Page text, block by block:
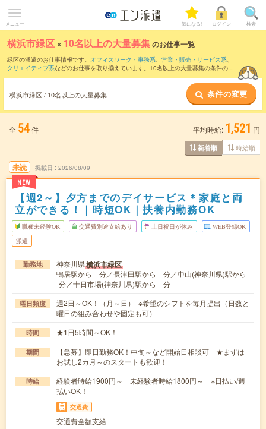
メニュー 気になる! ログイン 検索
横浜市緑区 × 10名以上の大量募集のお仕事一覧
緑区の派遣のお仕事情報です。 オフィスワーク・事務系、 営業・販売・サービス系、
クリエイティブ系などのお仕事を取り揃えています。10名以上の大量募集の条件の他
横浜市緑区 / 10名以上の大量募集 条件の変更
全 54件 平均時給: 1,521 円
新着順 時給順
未読
NEW
掲載日 2026/08/09
【週2～】夕方までのデイサービス＊家庭と両
立ができる！｜時短OK｜扶養内勤務OK
職種未経験OK 交通費別途支給あり 土日祝日が休み WEB登録OK
派遣
勤務地 神奈川県横浜市緑区
鴨居駅から---分／長津田駅から---分／中山(神奈川県)駅から--
-分／十日市場(神奈川県)駅から---分
曜日頻度
週2日～OK！（月～日） ※希望のシフトを毎月提出（日数と
曜日の組み合わせや固定も可）
時間 ★1日5時間～OK！
期間
【急募】即日勤務OK！中旬～など開始日相談可 ★まずは
お試し2カ月～のスタートも歓迎！
時給
経験者時給1900円～ 未経験者時給1800円～ ※日払い/週
払いOK！
交通費
交通費全額支給